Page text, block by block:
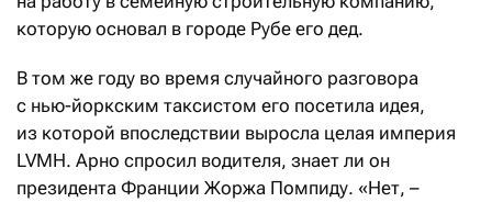
которую основал в городе Рубе его дед.
В том же году во время случайного разговора
с нью-йоркским таксистом его посетила идея,
из которой впоследствии выросла целая империя
LVMH. Арно спросил водителя, знает ли он
президента Франции Жоржа Помпиду. «Нет, –